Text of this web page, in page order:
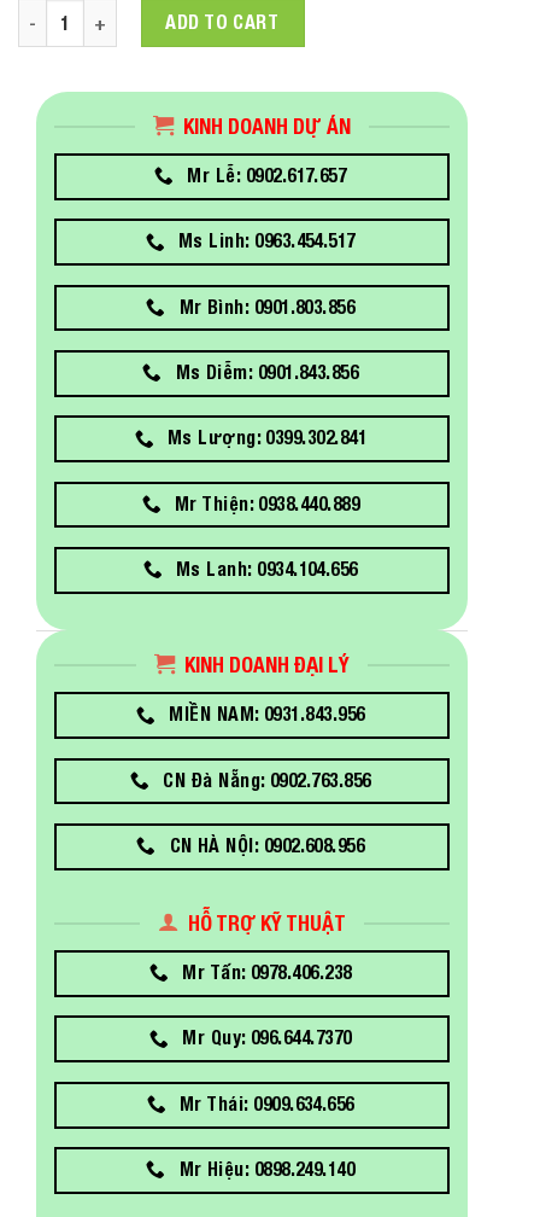
C13T55K100 Epson Photo Black Ink UltraChrome 700ml
ADD TO CART
KINH DOANH DỰ ÁN
Mr Lễ: 0902.617.657
Ms Linh: 0963.454.517
Mr Bình: 0901.803.856
Ms Diễm: 0901.843.856
Ms Lượng: 0399.302.841
Mr Thiện: 0938.440.889
Ms Lanh: 0934.104.656
KINH DOANH ĐẠI LÝ
MIỀN NAM: 0931.843.956
CN Đà Nẵng: 0902.763.856
CN HÀ NỘI: 0902.608.956
HỖ TRỢ KỸ THUẬT
Mr Tấn: 0978.406.238
Mr Quy: 096.644.7370
Mr Thái: 0909.634.656
Mr Hiệu: 0898.249.140